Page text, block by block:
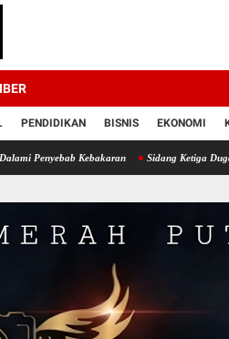
PENDIDIKAN BISNIS EKONOMI
Kebakaran Sidang Ketiga Dugaan Korupsi